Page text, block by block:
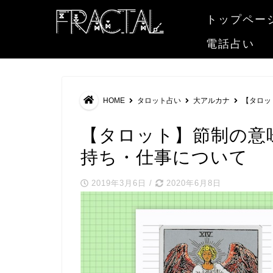
トップペー
電話占い
HOME タロット占い 大アルカナ 【タロ
【タロット】節制の
持ち・仕事について
2019年3月6日 / 2020年6月8日